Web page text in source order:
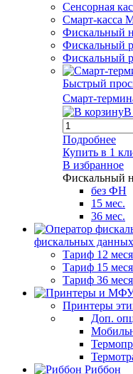
Сенсорная
Смарт-касса
Фискальный
Фискальный
Фискальный
Быстрый
Смарт-
В
Подробнее
Купить в 1
В избранное
Фискальный
без ФН
15 мес.
36 мес.
фискальных
Тариф 12
Тариф 15
Тариф 36
Принтеры
Доп.
Риббон